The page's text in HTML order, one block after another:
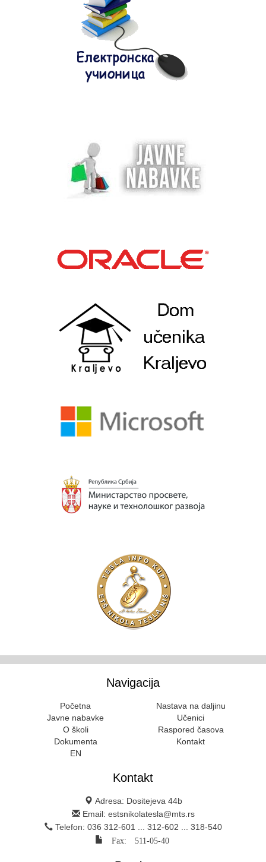
Navigacija
Početna
Nastava na daljinu
Javne nabavke
Učenici
O školi
Raspored časova
Dokumenta
Kontakt
EN
Kontakt
Adresa: Dositejeva 44b
Email: estsnikolatesla@mts.rs
Telefon: 036 312-601 ... 312-602 ... 318-540
Fax: 511-05-40